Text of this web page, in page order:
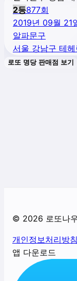
2등877회
2019년 09월 21
알파문구
서울 강남구 테
로또 명당 판매점 보기
© 2026 로또나
개인정보처리방침
앱 다운로드